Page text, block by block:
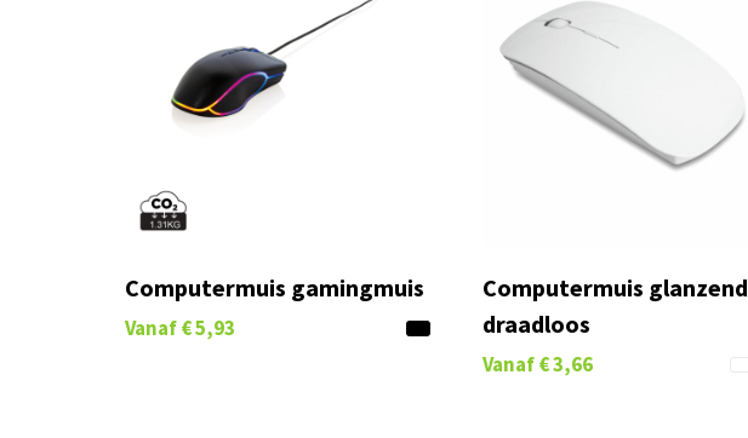
Computermuis gamingmuis
Vanaf € 5,93
Computermuis glanzend
draadloos
Vanaf€ 3,66